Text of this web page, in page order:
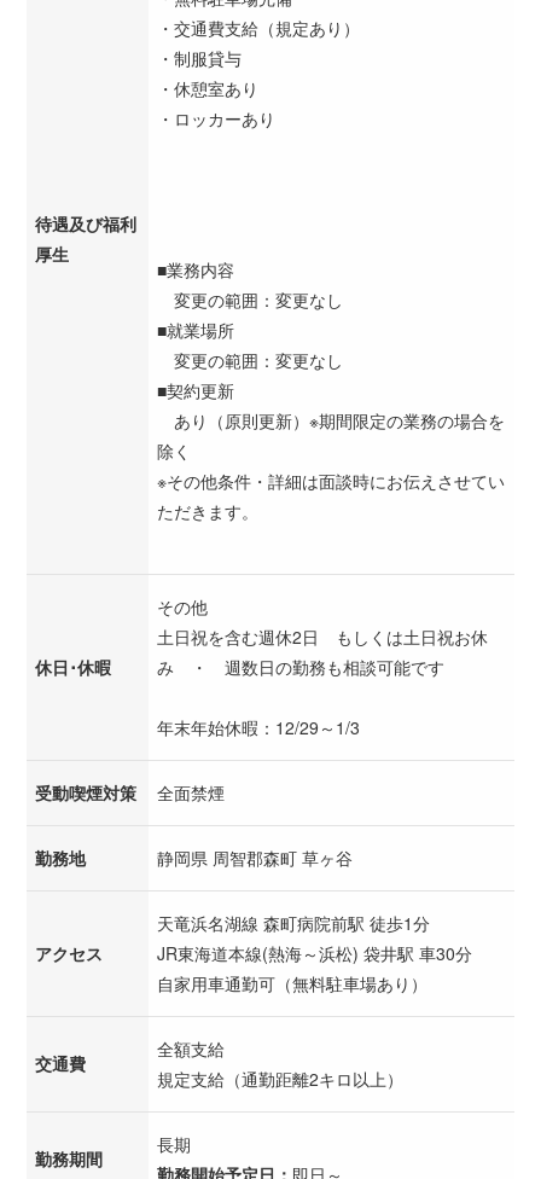
待遇及び福利
厚生
・交通費支給（規定あり）
・制服貸与
・休憩室あり
・ロッカーあり
■業務内容
変更の範囲：変更なし
■就業場所
変更の範囲：変更なし
■契約更新
あり（原則更新）※期間限定の業務の場合を
除く
※その他条件・詳細は面談時にお伝えさせてい
ただきます。
休日･休暇
その他
土日祝を含む週休2日 もしくは土日祝お休
み ・ 週数日の勤務も相談可能です
年末年始休暇：12/29～1/3
受動喫煙対策 全面禁煙
勤務地 静岡県 周智郡森町 草ヶ谷
アクセス
天竜浜名湖線 森町病院前駅 徒歩1分
JR東海道本線(熱海～浜松) 袋井駅 車30分
自家用車通勤可（無料駐車場あり）
交通費
全額支給
規定支給（通勤距離2キロ以上）
勤務期間
長期